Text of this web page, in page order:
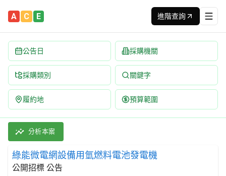
A C E 進階查詢
公告日 採購機關
採購類別 關鍵字
履約地 預算範圍
綠能微電網設備用氫燃料電池發電機 招標公告 | 案號：
採購類別：財物類 電動機,發電機,變壓器及其附件 | 招標方
分析本案
綠能微電網設備用氫燃料電池發電機
公開招標 公告